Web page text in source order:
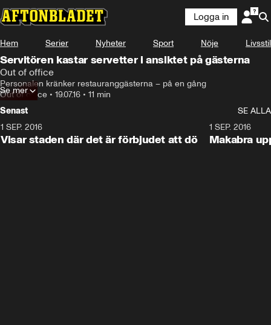
Logga in
Hem Serier Nyheter Sport Nöje Livsstil
Servitören kastar servetter i ansiktet på gästerna
Out of office
Personalen kränker restauranggästerna – på en gång
Out of office • 19.07.16 • 11 min
Se mer
Senast
SE ALLA
1 SEP. 2016
Visar staden där det är förbjudet att dö
1 SEP. 2016
Makabra